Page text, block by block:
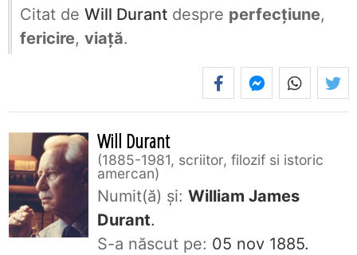
Citat de Will Durant despre perfecţiune,
fericire, viață.
Will Durant
1885-1981, scriitor, filozif si istoric
amercan
Numit(ă) și: William James
Durant.
S-a născut pe: 05 nov 1885.